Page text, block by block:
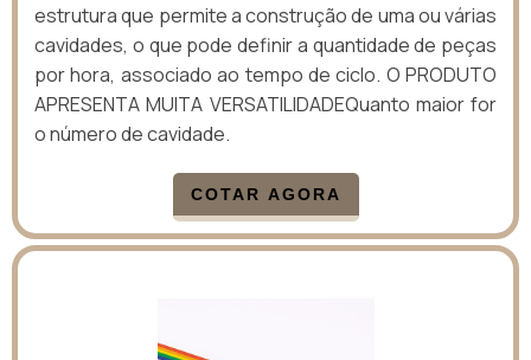
estrutura que permite a construção de uma ou várias
cavidades, o que pode definir a quantidade de peças
por hora, associado ao tempo de ciclo. O PRODUTO
APRESENTA MUITA VERSATILIDADEQuanto maior for
o número de cavidade.
COTAR AGORA